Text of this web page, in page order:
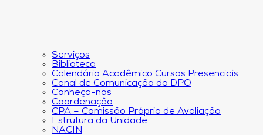
Serviços
Biblioteca
Calendário Acadêmico Cursos Presenciais
Canal de Comunicação do DPO
Conheça-nos
Coordenação
CPA – Comissão Própria de Avaliação
Estrutura da Unidade
NACIN